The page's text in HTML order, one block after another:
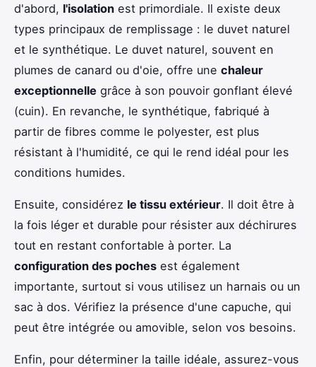
d'abord, l'isolation est primordiale. Il existe deux
types principaux de remplissage : le duvet naturel
et le synthétique. Le duvet naturel, souvent en
plumes de canard ou d'oie, offre une chaleur
exceptionnelle grâce à son pouvoir gonflant élevé
(cuin). En revanche, le synthétique, fabriqué à
partir de fibres comme le polyester, est plus
résistant à l'humidité, ce qui le rend idéal pour les
conditions humides.
Ensuite, considérez le tissu extérieur. Il doit être à
la fois léger et durable pour résister aux déchirures
tout en restant confortable à porter. La
configuration des poches est également
importante, surtout si vous utilisez un harnais ou un
sac à dos. Vérifiez la présence d'une capuche, qui
peut être intégrée ou amovible, selon vos besoins.
Enfin, pour déterminer la taille idéale, assurez-vous